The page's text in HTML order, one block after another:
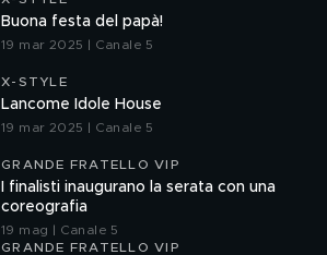
Buona festa del papà!
19 mar 2025 | Canale 5
X-STYLE
Lancome Idole House
19 mar 2025 | Canale 5
GRANDE FRATELLO VIP
I finalisti inaugurano la serata con una
coreografia
19 mag | Canale 5
GRANDE FRATELLO VIP